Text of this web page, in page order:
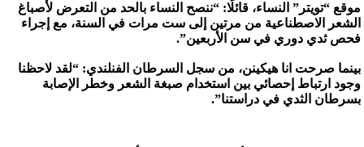
موقع “تويتر” النساء، قائلًا: “ننصح النساء بالحد من التعرض لأصباغ
الشعر الاصطناعية من مرتين إلى ست مرات في السنة، مع إجراء
فحص ثدي دوري في سن الأربعين”.
بينما صرحت انا هيكينن، من سجل السرطان الفنلندي: “لقد لاحظنا
وجود ارتباط إحصائي بين استخدام صبغة الشعر وخطر الإصابة
بسرطان الثدي في دراستنا”.